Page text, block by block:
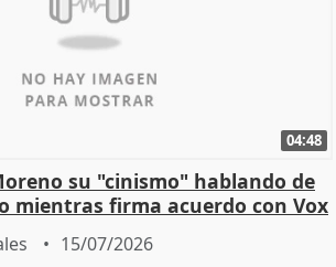
04:48
su "cinismo" hablando de
mientras firma acuerdo con Vox
15/07/2026